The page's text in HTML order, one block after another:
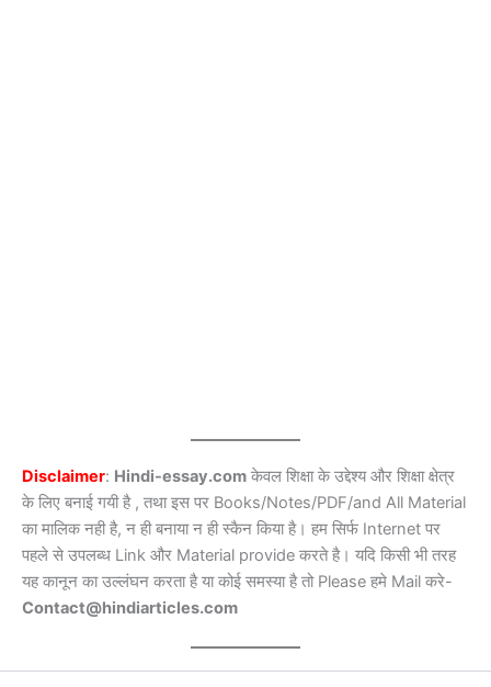
Disclaimer: Hindi-essay.com केवल शिक्षा के उद्देश्य और शिक्षा क्षेत्र
के लिए बनाई गयी है , तथा इस पर Books/Notes/PDF/and All Material
का मालिक नही है, न ही बनाया न ही स्कैन किया है। हम सिर्फ Internet पर
पहले से उपलब्ध Link और Material provide करते है। यदि किसी भी तरह
यह कानून का उल्लंघन करता है या कोई समस्या है तो Please हमे Mail करे-
Contact@hindiarticles.com